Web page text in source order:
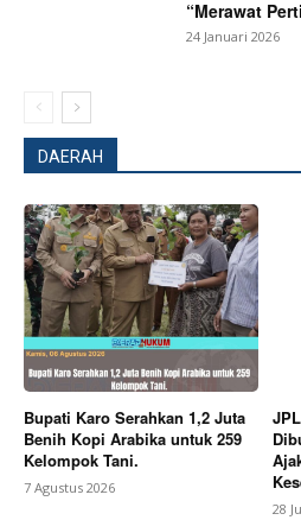
SUBSCRIBE
Company
About
Contact us
“Merawat
24 Januari 2026
DAERAH
Bupati Karo Serahkan 1,2 Juta
Benih Kopi Arabika untuk 259
Kelompok Tani.
7 Agustus 2026
28